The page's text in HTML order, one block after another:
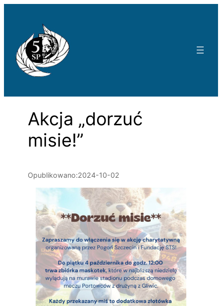
Akcja „dorzuć
misie!”
Opublikowano:2024-10-02